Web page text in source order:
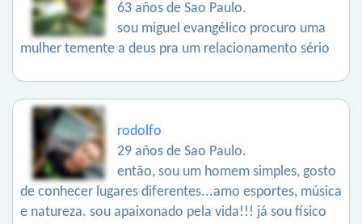
63 años de Sao Paulo.
sou miguel evangélico procuro uma
mulher temente a deus pra um relacionamento sério
rodolfo
29 años de Sao Paulo.
então, sou um homem simples, gosto
de conhecer lugares diferentes...amo esportes, música
e natureza. sou apaixonado pela vida!!! já sou físico